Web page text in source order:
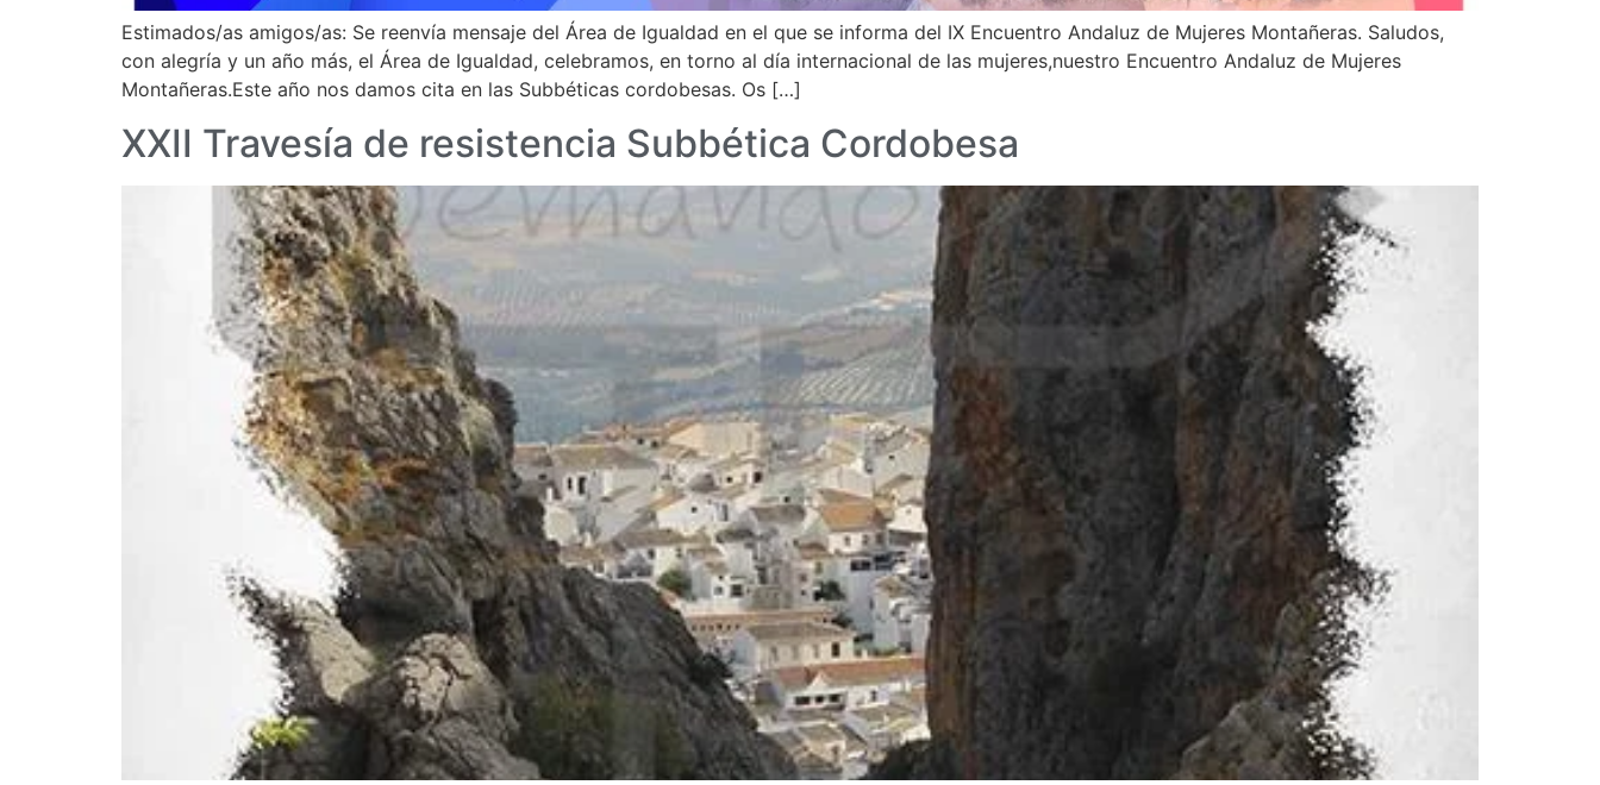
Estimados/as amigos/as: Se reenvía mensaje del Área de Igualdad en el que se informa del IX Encuentro Andaluz de Mujeres Montañeras. Saludos,
con alegría y un año más, el Área de Igualdad, celebramos, en torno al día internacional de las mujeres,nuestro Encuentro Andaluz de Mujeres
Montañeras.Este año nos damos cita en las Subbéticas cordobesas. Os […]
XXII Travesía de resistencia Subbética Cordobesa